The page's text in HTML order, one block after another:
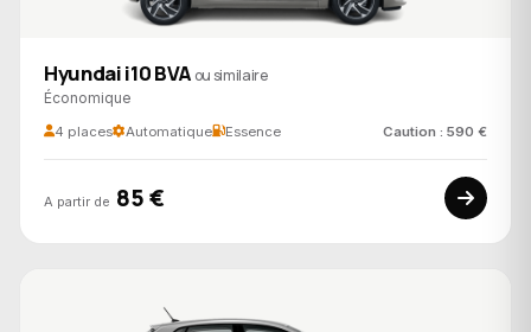
Hyundai i10 BVA ou similaire
Économique
4 places Automatique Essence Caution : 590 €
A partir de 85 €